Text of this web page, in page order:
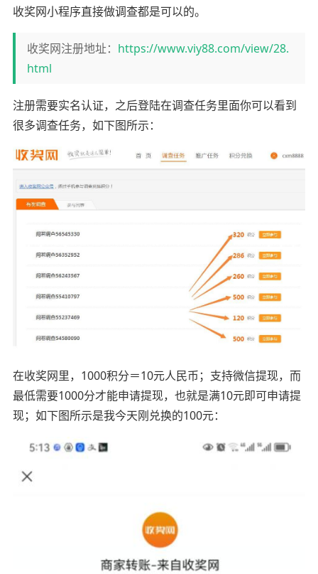
收奖网小程序直接做调查都是可以的。
收奖网注册地址： https://www.viy88.com/view/28.
html
注册需要实名认证，之后登陆在调查任务里面你可以看到
很多调查任务，如下图所示：
在收奖网里，1000积分＝10元人民币；支持微信提现，而
最低需要1000分才能申请提现，也就是满10元即可申请提
现；如下图所示是我今天刚兑换的100元：